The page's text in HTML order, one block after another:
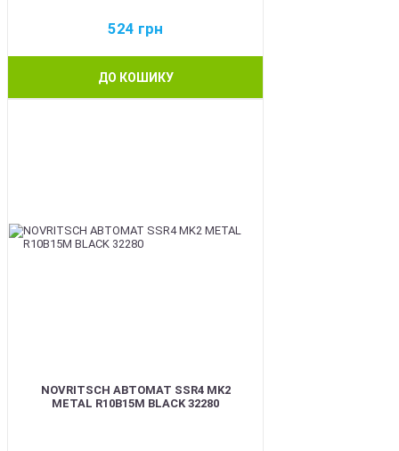
524 грн
ДО КОШИКУ
NOVRITSCH АВТОМАТ SSR4 MK2
METAL R10B15M BLACK 32280